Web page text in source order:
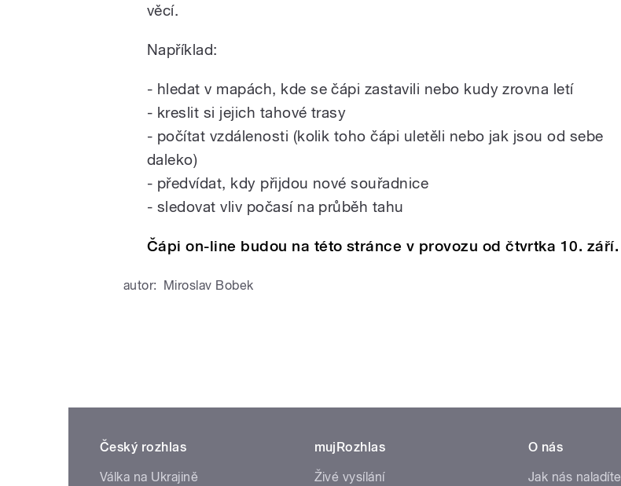
věcí.
Například:
- hledat v mapách, kde se čápi zastavili nebo kudy zrovna letí
- kreslit si jejich tahové trasy
- počítat vzdálenosti (kolik toho čápi uletěli nebo jak jsou od sebe
daleko)
- předvídat, kdy přijdou nové souřadnice
- sledovat vliv počasí na průběh tahu
Čápi on-line budou na této stránce v provozu od čtvrtka 10. září.
autor: Miroslav Bobek
Český rozhlas
Válka na Ukrajině
mujRozhlas
Živé vysílání
O nás
Jak nás naladíte